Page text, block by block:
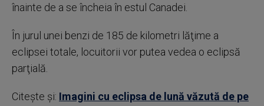
înainte de a se încheia în estul Canadei.
În jurul unei benzi de 185 de kilometri lăţime a
eclipsei totale, locuitorii vor putea vedea o eclipsă
parţială.
Citește și: Imagini cu eclipsa de lună văzută de pe